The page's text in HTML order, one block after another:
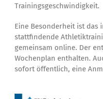
Trainingsgeschwindigkeit.
Eine Besonderheit ist das
stattfindende
gemeinsam online. Der
Wochenplan enthalten.
sofort öffentlich, eine